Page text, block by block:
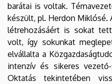
barátai is voltak.
készült, pl. Herdon
létrehozásáért is sokat
volt, így sokunkat
elvállalta a
intenzív és sikeres
Oktatás tekintetében